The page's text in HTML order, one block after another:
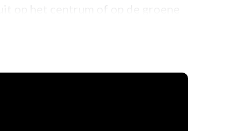
op het centrum of op de groene
heb je de gezellige